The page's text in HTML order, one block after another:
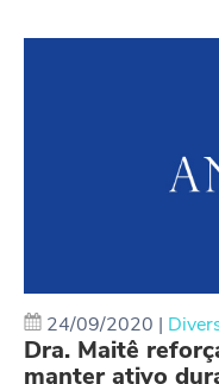
24/09/2020 |
Dra. Maitê
manter ativo